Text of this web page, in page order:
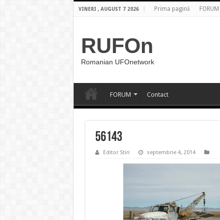
VINERI , AUGUST 7 2026 Prima pagină FORUM
RUFOn
Romanian UFOnetwork
FORUM Contact
56143
Editor Stiri septembrie 4, 2014